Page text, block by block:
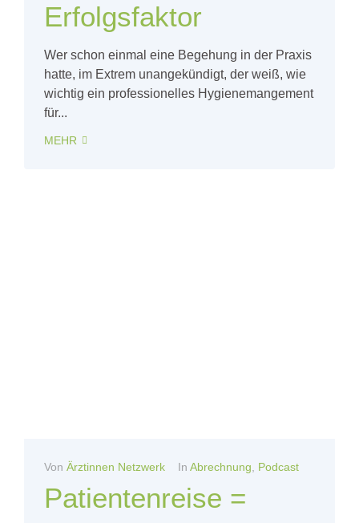
Erfolgsfaktor
Wer schon einmal eine Begehung in der Praxis
hatte, im Extrem unangekündigt, der weiß, wie
wichtig ein professionelles Hygienemangement
für...
MEHR
Von Ärztinnen Netzwerk In Abrechnung Podcast
Patientenreise =